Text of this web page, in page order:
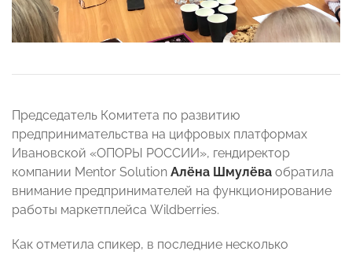
Председатель Комитета по развитию
предпринимательства на цифровых платформах
Ивановской «ОПОРЫ РОССИИ», гендиректор
компании Mentor Solution Алёна Шмулёва обратила
внимание предпринимателей на функционирование
работы маркетплейса Wildberries.
Как отметила спикер, в последние несколько